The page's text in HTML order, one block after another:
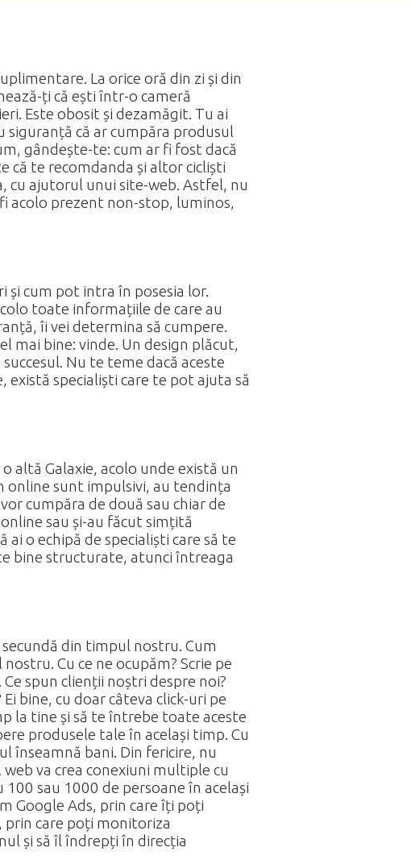
La orice oră din zi și din
ți că ești într-o cameră
Este obosit și dezamăgit. Tu ai
siguranță că ar cumpăra produsul
gândește-te: cum ar fi fost dacă
că te recomdanda și altor cicliști
cu ajutorul unui site-web. Astfel, nu
acolo prezent non-stop, luminos,
și cum pot intra în posesia lor.
toate informațiile de care au
îi vei determina să cumpere.
mai bine: vinde. Un design plăcut,
Nu te teme dacă aceste
există specialiști care te pot ajuta să
altă Galaxie, acolo unde există un
online sunt impulsivi, au tendința
cumpăra de două sau chiar de
sau și-au făcut simțită
o echipă de specialiști care să te
bine structurate, atunci întreaga
din timpul nostru. Cum
Cu ce ne ocupăm? Scrie pe
Ce spun clienții noștri despre noi?
bine, cu doar câteva click-uri pe
la tine și să te întrebe toate aceste
produsele tale în același timp. Cu
înseamnă bani. Din fericire, nu
va crea conexiuni multiple cu
sau 1000 de persoane în același
Google Ads, prin care îți poți
prin care poți monitoriza
și să îl îndrepți în direcția